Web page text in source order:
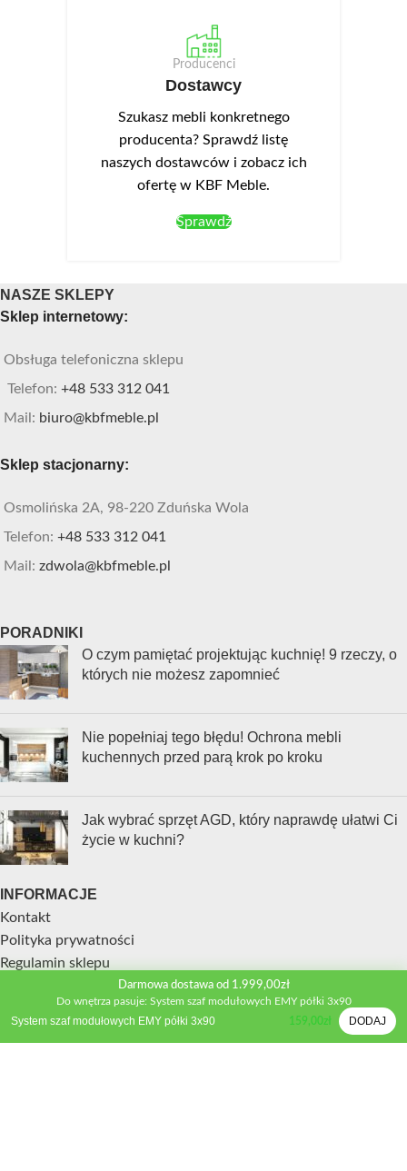
Producenci
Dostawcy
Szukasz mebli konkretnego
producenta? Sprawdź listę
naszych dostawców i zobacz ich
ofertę w KBF Meble.
Sprawdź
NASZE SKLEPY
Sklep internetowy:
Obsługa telefoniczna sklepu
Telefon: +48 533 312 041
Mail: biuro@kbfmeble.pl
Sklep stacjonarny:
Osmolińska 2A, 98-220 Zduńska Wola
Telefon: +48 533 312 041
Mail: zdwola@kbfmeble.pl
PORADNIKI
O czym pamiętać projektując kuchnię! 9 rzeczy, o
których nie możesz zapomnieć
Nie popełniaj tego błędu! Ochrona mebli
kuchennych przed parą krok po kroku
Jak wybrać sprzęt AGD, który naprawdę ułatwi Ci
życie w kuchni?
INFORMACJE
Kontakt
Polityka prywatności
Regulamin sklepu
Zwroty i wymiana
Reklamacje
Darmowa dostawa od 1.999,00zł
Do wnętrza pasuje: System szaf modułowych EMY półki 3x90
System szaf modułowych EMY półki 3x90 159,00zł DODAJ